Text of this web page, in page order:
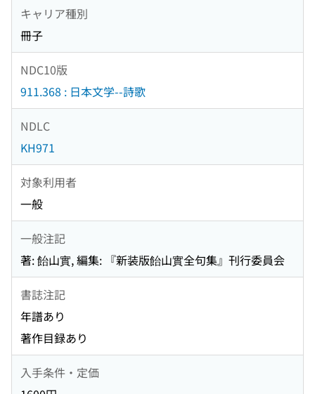
キャリア種別
冊子
NDC10版
911.368 : 日本文学--詩歌
NDLC
KH971
対象利用者
一般
一般注記
著: 飴山實, 編集: 『新装版飴山實全句集』刊行委員会
書誌注記
年譜あり
著作目録あり
入手条件・定価